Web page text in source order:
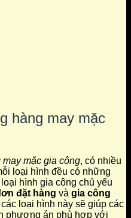
hàng may mặc
may mặc gia công, có nhiều
loại hình đều có những
hình gia công chủ yếu
đặt hàng và gia công
loại hình này sẽ giúp các
phương án phù hợp với